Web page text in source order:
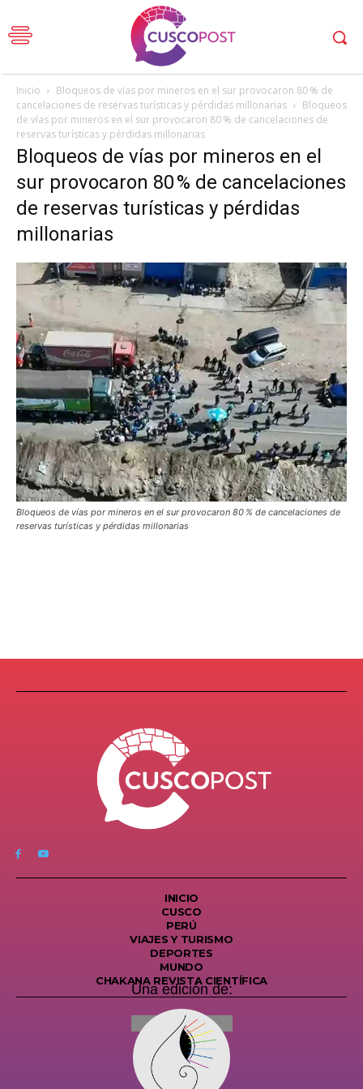
Inicio
Bloqueos de vías por mineros en el sur provocaron 80 % de
cancelaciones de reservas turísticas y pérdidas millonarias
Bloqueos
de vías por mineros en el sur provocaron 80 % de cancelaciones de
reservas turísticas y pérdidas millonarias
Bloqueos de vías por mineros en el
sur provocaron 80 % de cancelaciones
de reservas turísticas y pérdidas
millonarias
Bloqueos de vías por mineros en el sur provocaron 80 % de cancelaciones de
reservas turísticas y pérdidas millonarias
INICIO
CUSCO
PERÚ
VIAJES Y TURISMO
DEPORTES
MUNDO
CHAKANA REVISTA CIENTÍFICA
Una edición de: